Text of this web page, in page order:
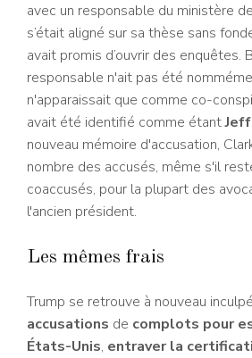
avec un responsable du ministère
s’était aligné sur sa thèse sans
avait promis d’ouvrir des enquêtes.
responsable n'ait pas été
n'apparaissait que comme co-
avait été identifié comme étant
nouveau mémoire d'accusation,
nombre des accusés, même s'il
coaccusés, pour la plupart des
l'ancien président.
Les mêmes frais
Trump se retrouve à nouveau inculpé
accusations de complots pour
États-Unis, entraver la